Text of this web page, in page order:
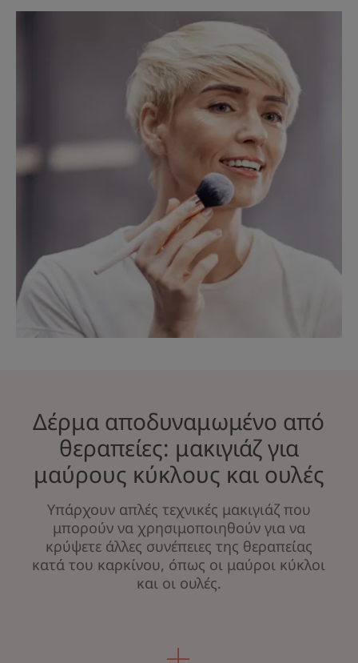
Δέρμα αποδυναμωμένο από
θεραπείες: μακιγιάζ για
μαύρους κύκλους και ουλές
Υπάρχουν απλές τεχνικές μακιγιάζ που
μπορούν να χρησιμοποιηθούν για να
κρύψετε άλλες συνέπειες της θεραπείας
κατά του καρκίνου, όπως οι μαύροι κύκλοι
και οι ουλές.